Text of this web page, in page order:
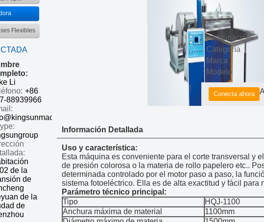
Flexibles
Li
+86
88939966
de la
de
de la
de
participación
Categoría
Marca
Modelo
Conecta ahora
Información Detallada
Uso y característica:
Esta máquina es conveniente para el corte transversal y
de presión colorosa o la materia de rollo papelero etc..
determinada controlado por el motor paso a paso, la
sistema fotoeléctrico. Ella es de alta exactitud y fácil para
Parámetro técnico principal:
Tipo
HQJ-1100
Anchura máxima de material
1100mm